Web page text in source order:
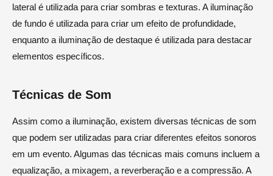
lateral é utilizada para criar sombras e texturas. A iluminação
de fundo é utilizada para criar um efeito de profundidade,
enquanto a iluminação de destaque é utilizada para destacar
elementos específicos.
Técnicas de Som
Assim como a iluminação, existem diversas técnicas de som
que podem ser utilizadas para criar diferentes efeitos sonoros
em um evento. Algumas das técnicas mais comuns incluem a
equalização, a mixagem, a reverberação e a compressão. A